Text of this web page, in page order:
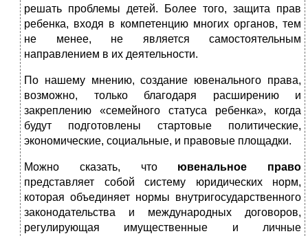
решать проблемы детей. Более того, защита прав
ребенка, входя в компетенцию многих органов, тем
не менее, не является самостоятельным
направлением в их деятельности.
По нашему мнению, создание ювенального права,
возможно, только благодаря расширению и
закреплению «семейного статуса ребенка», когда
будут подготовлены стартовые политические,
экономические, социальные, и правовые площадки.
Можно сказать, что ювенальное право
представляет собой систему юридических норм,
которая объединяет нормы внутригосударственного
законодательства и международных договоров,
регулирующая имущественные и личные